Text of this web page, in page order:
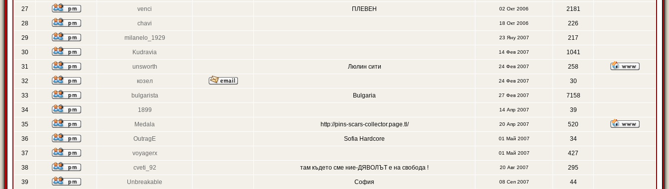
27 venci ПЛЕВЕН 02 Окт 2006 2181
28 chavi 18 Окт 2006 226
29 milanelo_1929 23 Яну 2007 217
30 Kudravia 14 Фев 2007 1041
31 unsworth Люлин сити 24 Фев 2007 258
32 козел 24 Фев 2007 30
33 bulgarista Bulgaria 27 Фев 2007 7158
34 1899 14 Апр 2007 39
35 Medala http://pins-scars-collector.page.tl/ 20 Апр 2007 520
36 OutragE Sofia Hardcore 01 Май 2007 34
37 voyagerx 01 Май 2007 427
38 cveti_92 там където сме ние-ДЯВОЛЪТ е на свобода ! 20 Авг 2007 295
39 Unbreakable София 08 Сеп 2007 44